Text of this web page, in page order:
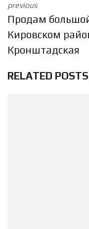
previous
Продам
Кировском
Кронштадская
RELATED POSTS